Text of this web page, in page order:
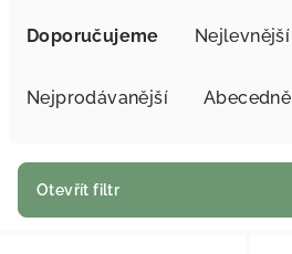
Doporučujeme Nejlevnější
Nejprodávanější Abecedně
Otevřít filtr